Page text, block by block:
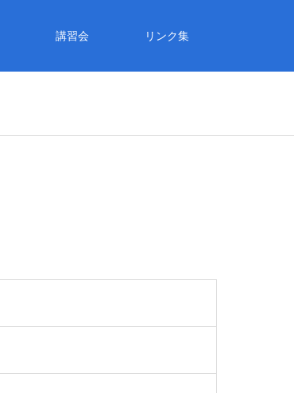
講習会 リンク集